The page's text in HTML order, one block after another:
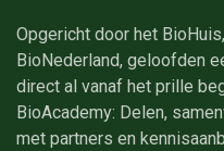
Opgericht door het
BioNederland, geloofden
direct al vanaf het prille
BioAcademy: Delen,
met partners en